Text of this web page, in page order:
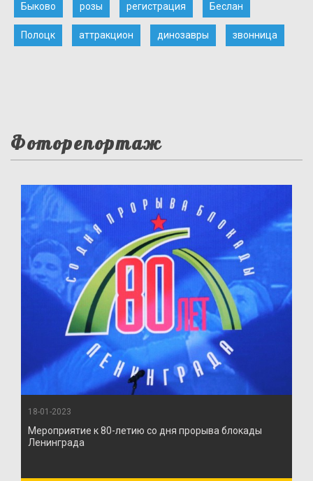
Быково розы регистрация Беслан
Полоцк аттракцион динозавры звонница
Фоторепортаж
18-01-2023
Мероприятие к 80-летию со дня прорыва блокады
Ленинграда